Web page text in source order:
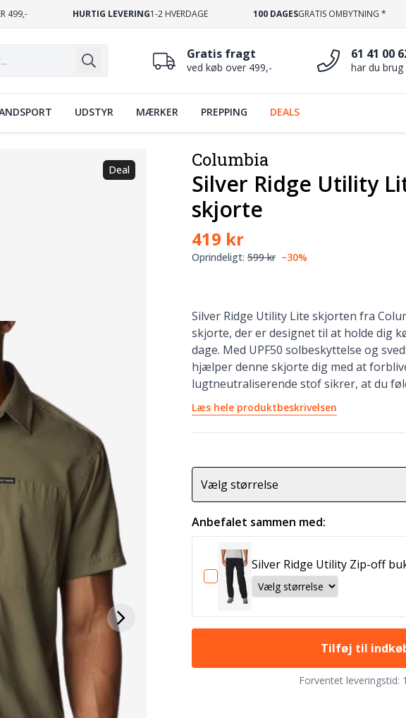
499,- HURTIG LEVERING1-2 HVERDAGE 100 DAGESGRATIS OMBYTNING *
Gratis fragt
ved køb over 499,-
61 41 00
har du
UDSTYR MÆRKER PREPPING DEALS
Deal Columbia
Silver Ridge Utility
skjorte
419 kr
Oprindeligt: 599 kr −30%
Silver Ridge Utility Lite skjorten fra
skjorte, der er designet til at holde dig
dage. Med UPF50 solbeskyttelse og
hjælper denne skjorte dig med at
lugtneutraliserende stof sikrer, at du
Læs hele produktbeskrivelsen
Vælg størrelse
Anbefalet sammen med:
Silver Ridge Utility Zip-off
Tilføj til
Forventet leveringstid: